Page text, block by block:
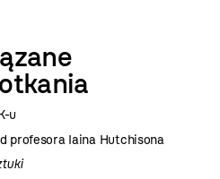
u
profesora Iaina Hutchisona